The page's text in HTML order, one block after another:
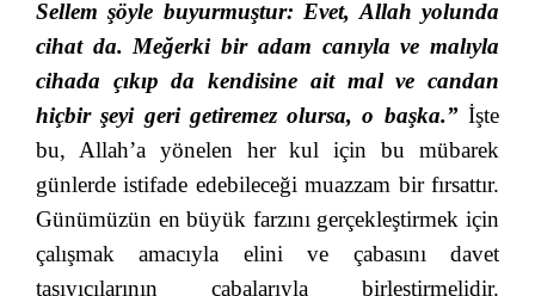
Sellem şöyle buyurmuştur: Evet, Allah yolunda
cihat da. Meğerki bir adam canıyla ve malıyla
cihada çıkıp da kendisine ait mal ve candan
hiçbir şeyi geri getiremez olursa, o başka.”İşte
bu, Allah’a yönelen her kul için bu mübarek
günlerde istifade edebileceği muazzam bir fırsattır.
Günümüzün en büyük farzını gerçekleştirmek için
çalışmak amacıyla elini ve çabasını davet
taşıyıcılarının çabalarıyla birleştirmelidir.